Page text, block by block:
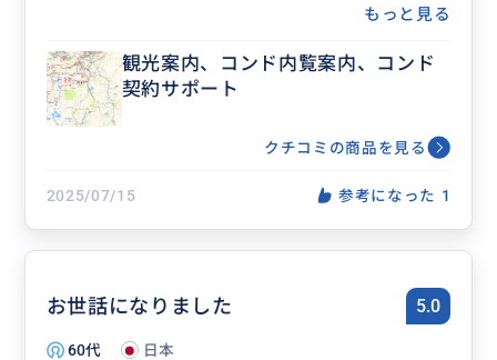
もっと見る
観光案内、コンド内覧案内、コンド
契約サポート
クチコミの商品を見る
2025/07/15 参考になった 1
お世話になりました 5.0
60代
日本